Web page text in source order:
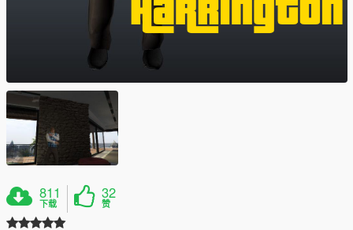
811
下载
32
赞